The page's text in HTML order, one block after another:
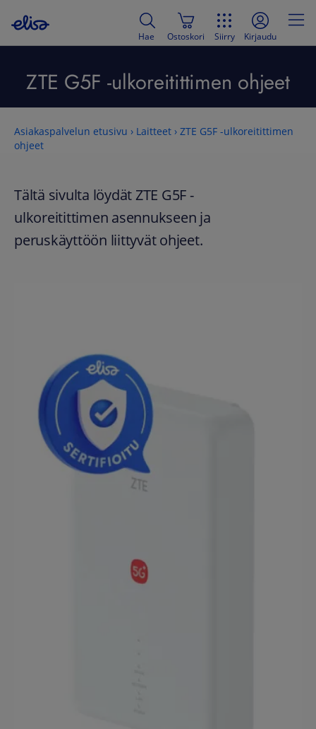
Hae Ostoskori Siirry Kirjaudu
ZTE G5F -ulkoreitittimen ohjeet
Asiakaspalvelun etusivu › Laitteet › ZTE G5F -ulkoreitittimen
ohjeet
Tältä sivulta löydätZTE G5F -
ulkoreitittimen asennukseen ja
peruskäyttöön liittyvät ohjeet.